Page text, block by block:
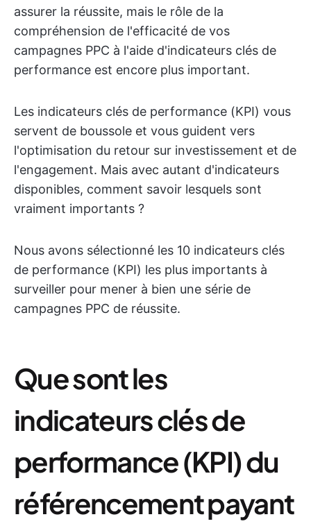
assurer la réussite, mais le rôle de la
compréhension de l'efficacité de vos
campagnes PPC à l'aide d'indicateurs clés de
performance est encore plus important.
Les indicateurs clés de performance (KPI) vous
servent de boussole et vous guident vers
l'optimisation du retour sur investissement et de
l'engagement. Mais avec autant d'indicateurs
disponibles, comment savoir lesquels sont
vraiment importants ?
Nous avons sélectionné les 10 indicateurs clés
de performance (KPI) les plus importants à
surveiller pour mener à bien une série de
campagnes PPC de réussite.
Que sont les
indicateurs clés de
performance (KPI) du
référencement payant